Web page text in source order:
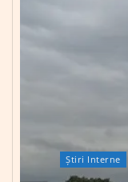
Știri Interne